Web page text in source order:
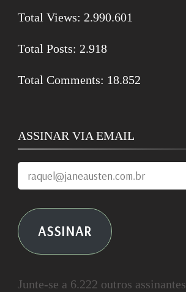
Total Views: 2.990.601
Total Posts: 2.918
Total Comments: 18.852
ASSINAR VIA EMAIL
raquel@janeausten.com.br
ASSINAR
Junte-se a 6.222 outros assinantes